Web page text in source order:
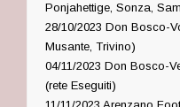
Ponjahettige, Sonza,
28/10/2023 Don Bosco-
Musante, Trivino)
04/11/2023 Don Bosco-
(rete Eseguiti)